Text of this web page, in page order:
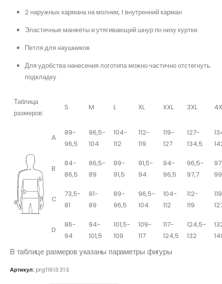
2 наружных кармана на молнии, 1 внутренний карман
Эластичные манжеты и утягивающий шнур по низу куртки
Петля для наушников
Для удобства нанесения логотипа можно частично отстегнуть
подкладку
Таблица
размеров:
S M L XL XXL 3XL
А
89-
96,5
96,5-
104
104-
112
112-
119
119-
127
127-
134,5
B
84-
86,5
86,5-
89
89-
91,5
91,5-
94
94-
96,5
96,5-
97,7
99
C
73,5-
81
81-
89
89-
96,5
96,5-
104
104-
112
112-
119
D
86-
94
94-
101,5
101,5-
109
109-
117
117-
124,5
124,5-
132
В таблице размеров указаны параметры фигуры
Артикул: prg11613.31.S